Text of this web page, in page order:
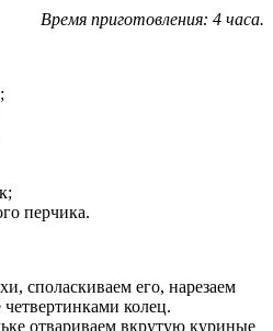
Время приготовления: 4 часа.
перчика.
споласкиваем его, нарезаем
колец.
отвариваем вкрутую куриные